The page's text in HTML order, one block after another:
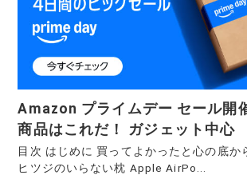
Amazon プライムデー セール開
商品はこれだ！ ガジェット中心
目次 はじめに 買ってよかったと心の底か
ヒツジのいらない枕 Apple AirPo...